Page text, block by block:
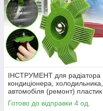
ІНСТРУМЕНТ для радіатора
кондиціонера, холодильника,
автомобіля (ремонт) пластик
Готово до відправки 4 од.